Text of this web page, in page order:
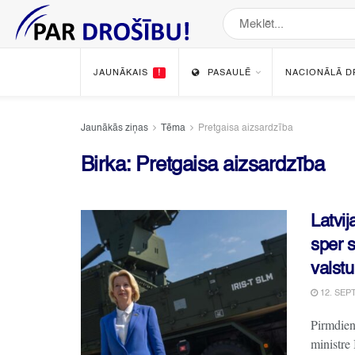
JAUNĀKAIS ! PASAULĒ NACIONĀLĀ
Jaunākās ziņas Tēma Pretgaisa aizsardzība
Birka: Pretgaisa aizsardzība
sper
12.
ministre